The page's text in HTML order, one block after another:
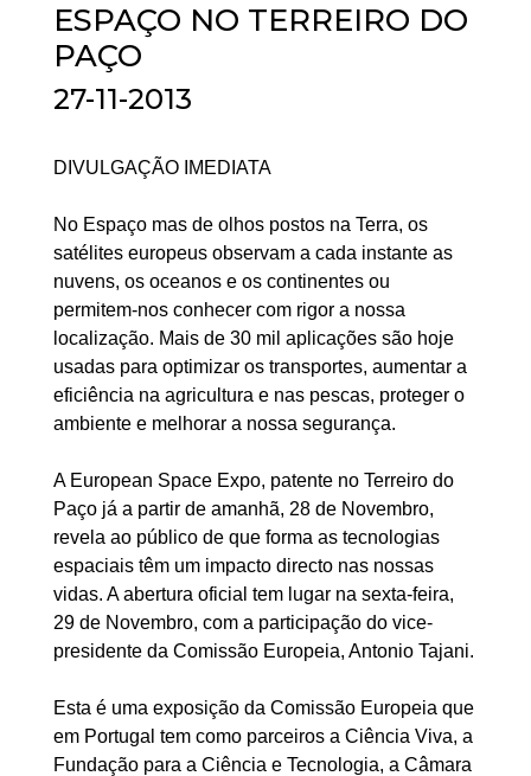
ESPAÇO NO TERREIRO DO
PAÇO
27-11-2013
DIVULGAÇÃO IMEDIATA
No Espaço mas de olhos postos na Terra, os
satélites europeus observam a cada instante as
nuvens, os oceanos e os continentes ou
permitem-nos conhecer com rigor a nossa
localização. Mais de 30 mil aplicações são hoje
usadas para optimizar os transportes, aumentar a
eficiência na agricultura e nas pescas, proteger o
ambiente e melhorar a nossa segurança.
A European Space Expo, patente no Terreiro do
Paço já a partir de amanhã, 28 de Novembro,
revela ao público de que forma as tecnologias
espaciais têm um impacto directo nas nossas
vidas. A abertura oficial tem lugar na sexta-feira,
29 de Novembro, com a participação do vice-
presidente da Comissão Europeia, Antonio Tajani.
Esta é uma exposição da Comissão Europeia que
em Portugal tem como parceiros a Ciência Viva, a
Fundação para a Ciência e Tecnologia, a Câmara